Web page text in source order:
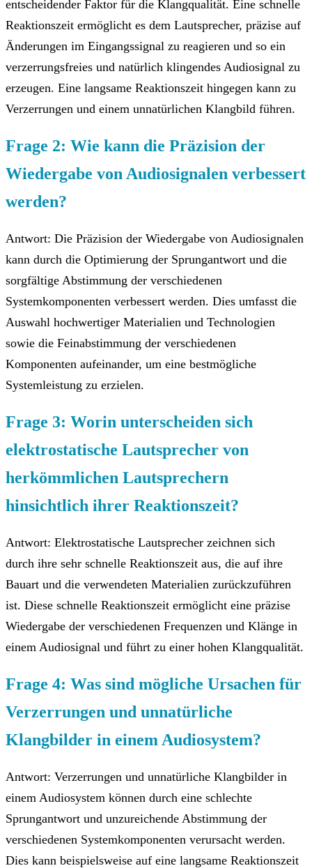
entscheidender Faktor für die Klangqualität. Eine schnelle
Reaktionszeit ermöglicht es dem Lautsprecher, präzise auf
Änderungen im Eingangssignal zu reagieren und so ein
verzerrungsfreies und natürlich klingendes Audiosignal zu
erzeugen. Eine langsame Reaktionszeit hingegen kann zu
Verzerrungen und einem unnatürlichen Klangbild führen.
Frage 2: Wie kann die Präzision der
Wiedergabe von Audiosignalen verbessert
werden?
Antwort: Die Präzision der Wiedergabe von Audiosignalen
kann durch die Optimierung der Sprungantwort und die
sorgfältige Abstimmung der verschiedenen
Systemkomponenten verbessert werden. Dies umfasst die
Auswahl hochwertiger Materialien und Technologien
sowie die Feinabstimmung der verschiedenen
Komponenten aufeinander, um eine bestmögliche
Systemleistung zu erzielen.
Frage 3: Worin unterscheiden sich
elektrostatische Lautsprecher von
herkömmlichen Lautsprechern
hinsichtlich ihrer Reaktionszeit?
Antwort: Elektrostatische Lautsprecher zeichnen sich
durch ihre sehr schnelle Reaktionszeit aus, die auf ihre
Bauart und die verwendeten Materialien zurückzuführen
ist. Diese schnelle Reaktionszeit ermöglicht eine präzise
Wiedergabe der verschiedenen Frequenzen und Klänge in
einem Audiosignal und führt zu einer hohen Klangqualität.
Frage 4: Was sind mögliche Ursachen für
Verzerrungen und unnatürliche
Klangbilder in einem Audiosystem?
Antwort: Verzerrungen und unnatürliche Klangbilder in
einem Audiosystem können durch eine schlechte
Sprungantwort und unzureichende Abstimmung der
verschiedenen Systemkomponenten verursacht werden.
Dies kann beispielsweise auf eine langsame Reaktionszeit